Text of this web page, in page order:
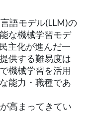
語モデル(LLM)の
な機械学習モデ
主化が進んだ一
供する難易度は
機械学習を活用
能力・職種であ
高まってきてい